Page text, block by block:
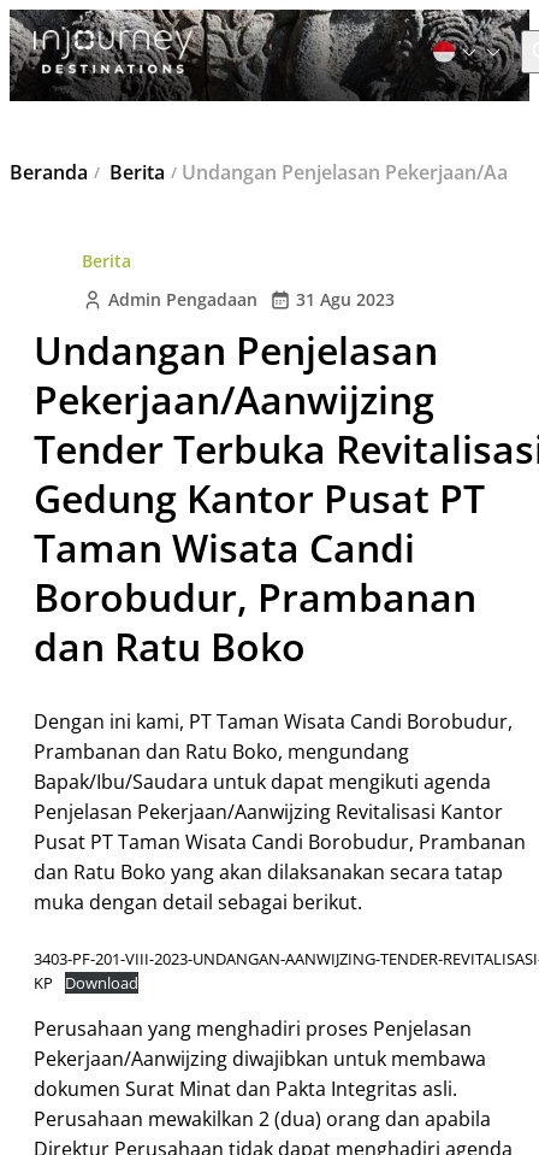
Cari
Beranda Berita Undangan Penjelasan Pekerjaan/Aanwijzing Tender Terbuka Revitalisasi Gedung Kantor Pusat PT Taman Wisata Candi Borobudur, Prambanan dan Ratu Boko
Berita
Admin Pengadaan
31 Agu 2023
Undangan Penjelasan
Pekerjaan/Aanwijzing
Tender Terbuka
Gedung Kantor Pusat PT
Taman Wisata Candi
Borobudur, Prambanan
dan Ratu Boko
Dengan ini kami, PT Taman Wisata Candi Borobudur,
Prambanan dan Ratu Boko, mengundang
Bapak/Ibu/Saudara untuk dapat mengikuti agenda
Penjelasan Pekerjaan/Aanwijzing Revitalisasi Kantor
Pusat PT Taman Wisata Candi Borobudur, Prambanan
dan Ratu Boko yang akan dilaksanakan secara tatap
muka dengan detail sebagai berikut.
3403-PF-201-VIII-2023-UNDANGAN-AANWIJZING-TENDER-
KP
Download
Perusahaan yang menghadiri proses Penjelasan
Pekerjaan/Aanwijzing diwajibkan untuk membawa
dokumen Surat Minat dan Pakta Integritas asli.
Perusahaan mewakilkan 2 (dua) orang dan apabila
Direktur Perusahaan tidak dapat menghadiri agenda